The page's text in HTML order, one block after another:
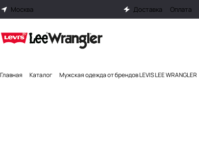
Москва Доставка Оплата
Главная Каталог Мужская одежда от брендов LEVIS LEE WRANGLER